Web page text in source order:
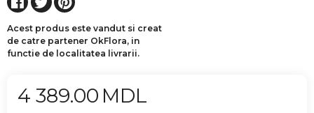
Acest produs este vandut si creat
de catre partener OkFlora, in
functie de localitatea livrarii.
4 389.00 MDL